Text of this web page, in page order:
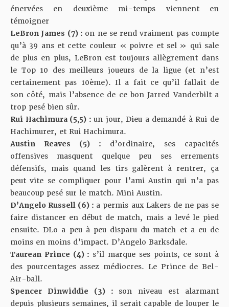
énervées en deuxième mi-temps viennent en
témoigner
LeBron James (7) : on ne se rend vraiment pas compte
qu’à 39 ans et cette couleur « poivre et sel » qui sale
de plus en plus, LeBron est toujours allègrement dans
le Top 10 des meilleurs joueurs de la ligue (et n’est
certainement pas 10ème). Il a fait ce qu’il fallait de
son côté, mais l’absence de ce bon Jarred Vanderbilt a
trop pesé bien sûr.
Rui Hachimura (5,5) :un jour, Dieu a demandé à Rui de
Hachimurer, et Rui Hachimura.
Austin Reaves (5) : d’ordinaire, ses capacités
offensives masquent quelque peu ses errements
défensifs, mais quand les tirs galèrent à rentrer, ça
peut vite se compliquer pour l’ami Austin qui n’a pas
beaucoup pesé sur le match. Mini Austin.
D’Angelo Russell (6) : a permis aux Lakers de ne pas se
faire distancer en début de match, mais a levé le pied
ensuite. DLo a peu à peu disparu du match et a eu de
moins en moins d’impact. D’Angelo Barksdale.
Taurean Prince (4) : s’il marque ses points, ce sont à
des pourcentages assez médiocres. Le Prince de Bel-
Air-ball.
Spencer Dinwiddie (3) : son niveau est alarmant
depuis plusieurs semaines, il serait capable de louper le